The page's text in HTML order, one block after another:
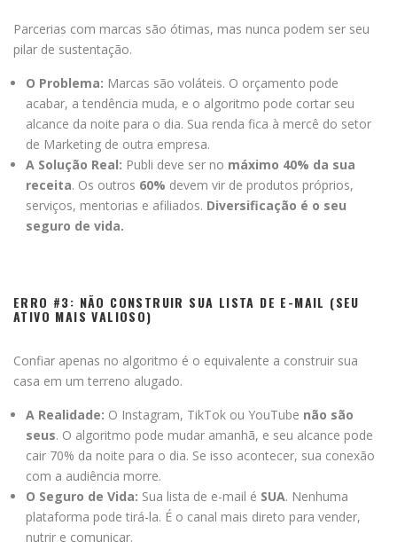
Parcerias com marcas são ótimas, mas nunca podem ser seu
pilar de sustentação.
O Problema: Marcas são voláteis. O orçamento pode
acabar, a tendência muda, e o algoritmo pode cortar seu
alcance da noite para o dia. Sua renda fica à mercê do setor
de Marketing de outra empresa.
A Solução Real: Publi deve ser no máximo 40% da sua
receita. Os outros 60% devem vir de produtos próprios,
serviços, mentorias e afiliados. Diversificação é o seu
seguro de vida.
ERRO #3: NÃO CONSTRUIR SUA LISTA DE E-MAIL (SEU
ATIVO MAIS VALIOSO)
Confiar apenas no algoritmo é o equivalente a construir sua
casa em um terreno alugado.
A Realidade: O Instagram, TikTok ou YouTube não são
seus. O algoritmo pode mudar amanhã, e seu alcance pode
cair 70% da noite para o dia. Se isso acontecer, sua conexão
com a audiência morre.
O Seguro de Vida: Sua lista de e-mail é SUA. Nenhuma
plataforma pode tirá-la. É o canal mais direto para vender,
nutrir e comunicar.